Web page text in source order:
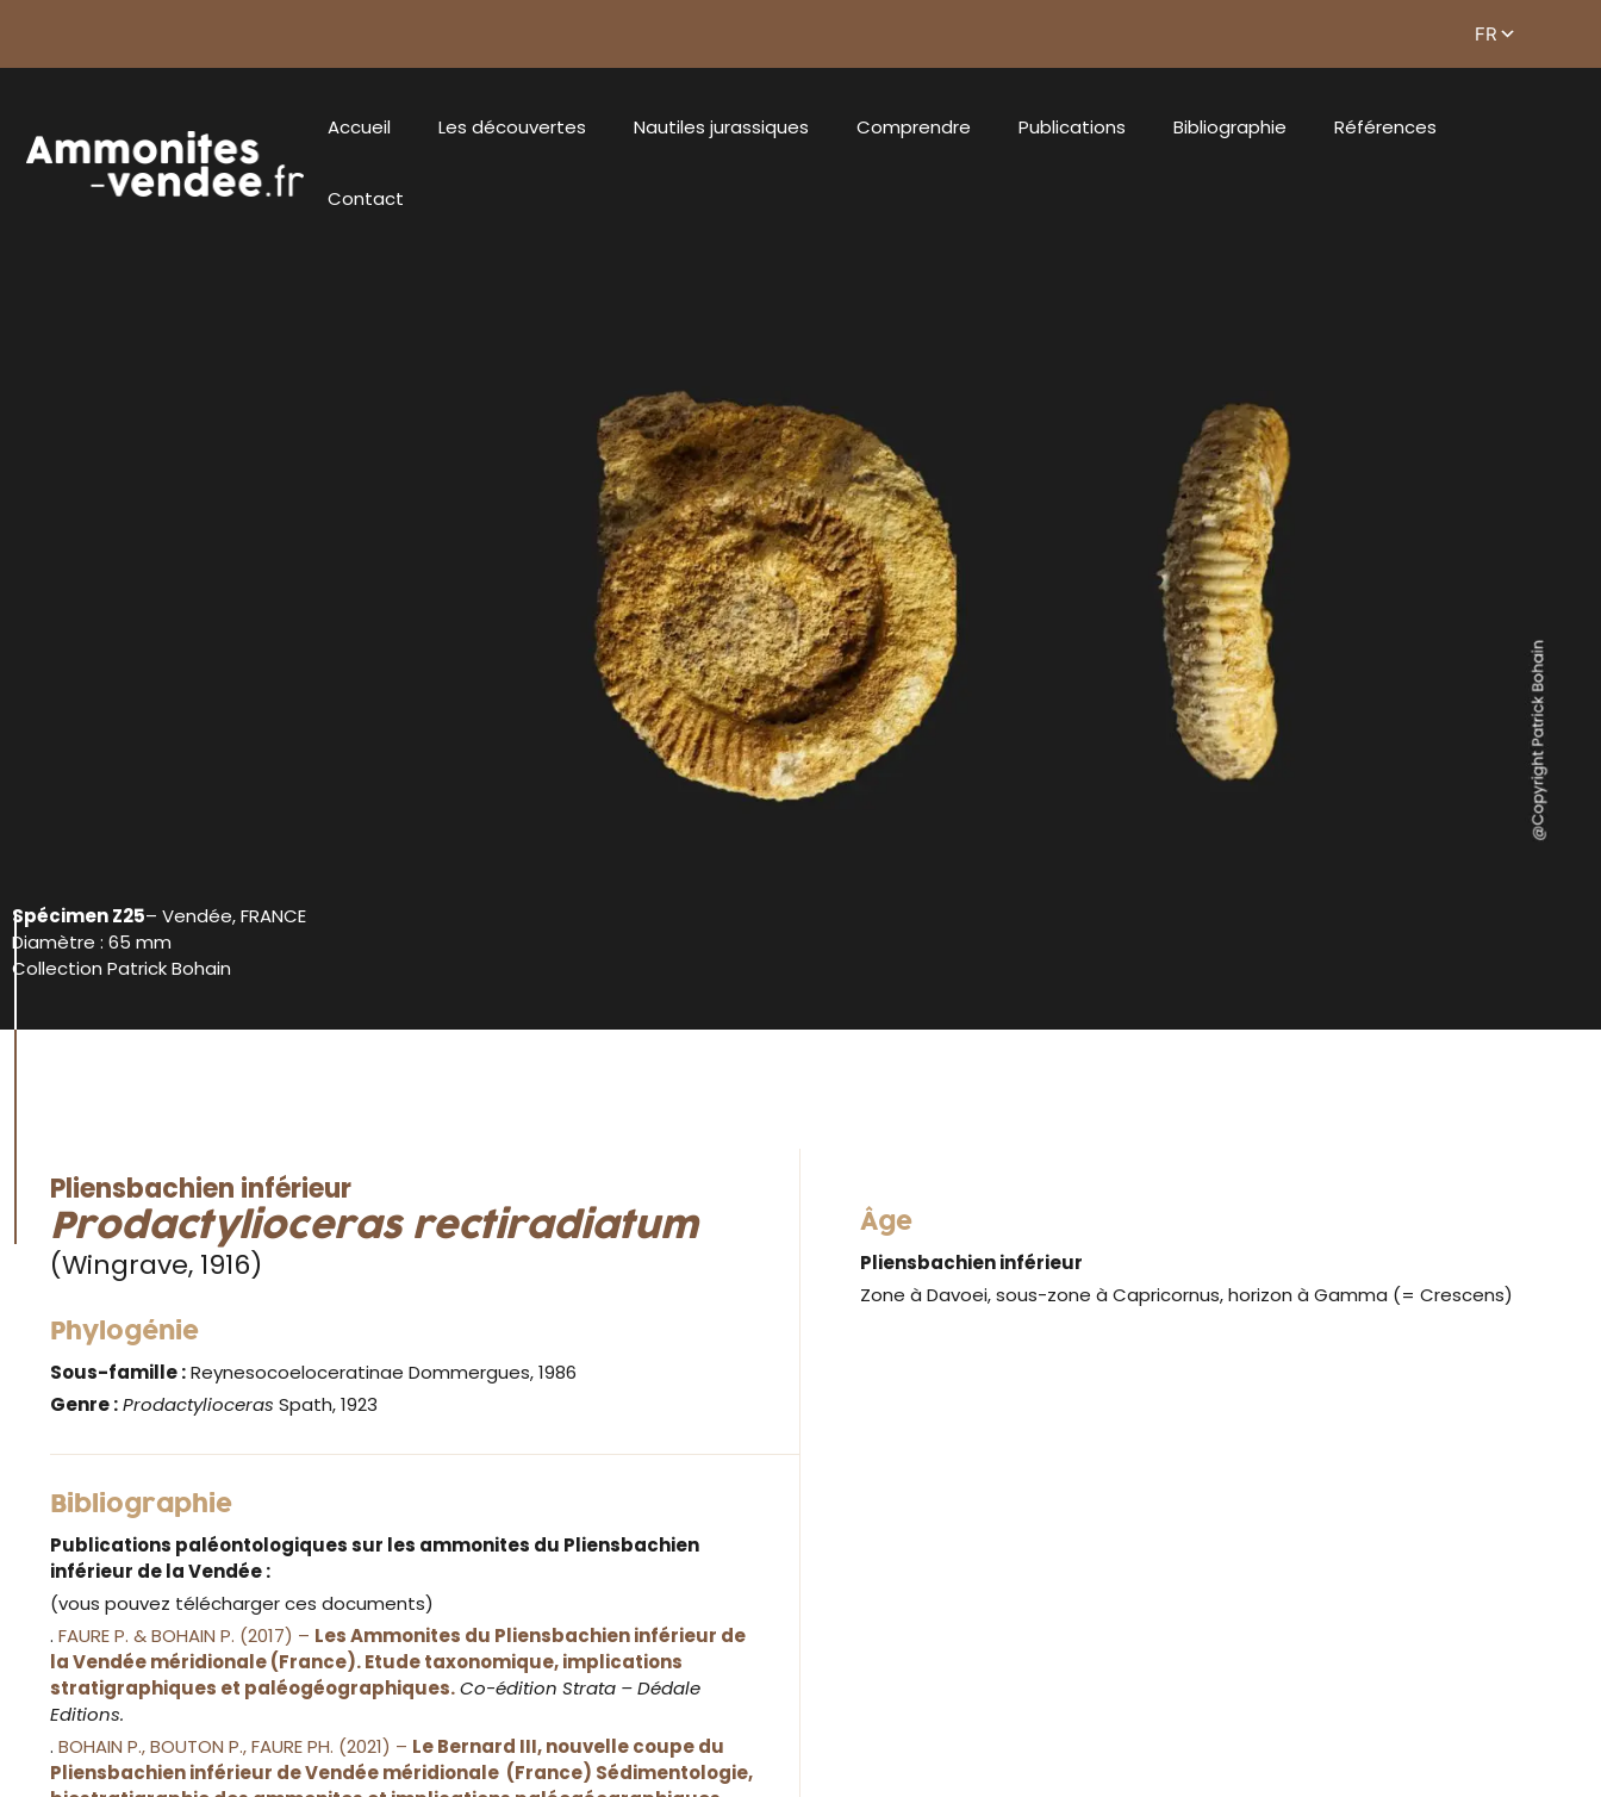
Accueil Les découvertes Nautiles jurassiques Comprendre Publications Bibliographie Références
Contact
Spécimen Z25– Vendée, FRANCE
Diamètre : 65 mm
Collection Patrick Bohain
Pliensbachien inférieur
Prodactylioceras rectiradiatum
(Wingrave, 1916)
Phylogénie
Sous-famille :Reynesocoeloceratinae Dommergues, 1986
Genre :Prodactylioceras Spath, 1923
Bibliographie
Publications paléontologiques sur les ammonites du Pliensbachien
inférieur de la Vendée :
(vous pouvez télécharger ces documents)
. FAURE P. & BOHAIN P. (2017) – Les Ammonites du Pliensbachien inférieur de
la Vendée méridionale (France). Etude taxonomique, implications
stratigraphiques et paléogéographiques.Co-édition Strata – Dédale
Editions.
. BOHAIN P., BOUTON P., FAURE PH. (2021) – Le Bernard III, nouvelle coupe du
Pliensbachien inférieur de Vendée méridionale (France) Sédimentologie,
Âge
Pliensbachien inférieur
Zone à Davoei, sous-zone à Capricornus, horizon à Gamma (= Crescens)